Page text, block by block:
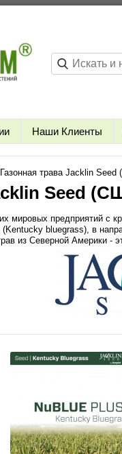
Наши Клиенты
Газонная трава Jacklin
Seed
мировых предприятий с
bluegrass), в
из Северной Америки -